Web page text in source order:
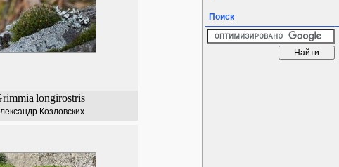
longirostris
Козловских
Поиск